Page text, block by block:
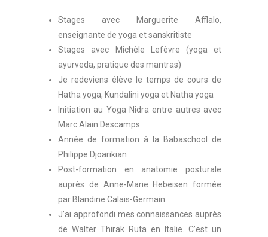
Stages avec Marguerite Afflalo,
enseignante de yoga et sanskritiste
Stages avec Michèle Lefèvre (yoga et
ayurveda, pratique des mantras)
Je redeviens élève le temps de cours de
Hatha yoga, Kundalini yoga et Natha yoga
Initiation au Yoga Nidra entre autres avec
Marc Alain Descamps
Année de formation à la Babaschool de
Philippe Djoarikian
Post-formation en anatomie posturale
auprès de Anne-Marie Hebeisen formée
par Blandine Calais-Germain
J’ai approfondi mes connaissances auprès
de Walter Thirak Ruta en Italie. C’est un